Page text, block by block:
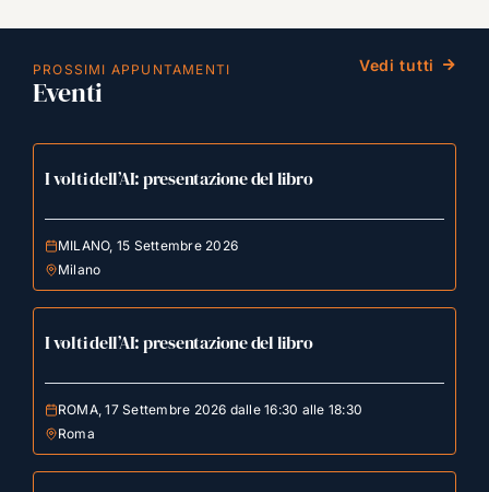
PROSSIMI APPUNTAMENTI
Eventi
Vedi tutti
I volti dell’AI: presentazione del libro
MILANO, 15 Settembre 2026
Milano
I volti dell’AI: presentazione del libro
ROMA, 17 Settembre 2026 dalle 16:30 alle 18:30
Roma